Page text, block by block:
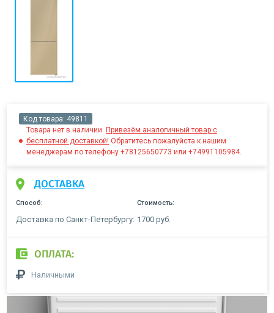
Код товара: 49811
Товара нет в наличии. Привезём аналогичный товар с
бесплатной доставкой! Обратитесь пожалуйста к нашим
менеджерам по телефону +78125650773 или +74991105984.
ДОСТАВКА
Способ: Стоимость:
Доставка по Санкт-Петербургу: 1700 руб.
ОПЛАТА:
Наличными